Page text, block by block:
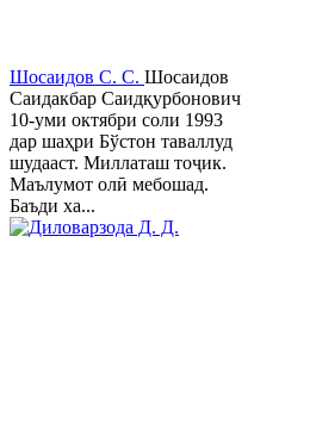
Шосаидов С. С. Шосаидов
Саидакбар Саидқурбонович
10-уми октябри соли 1993
дар шаҳри Бўстон таваллуд
шудааст. Миллаташ тоҷик.
Маълумот олӣ мебошад.
Баъди ха...